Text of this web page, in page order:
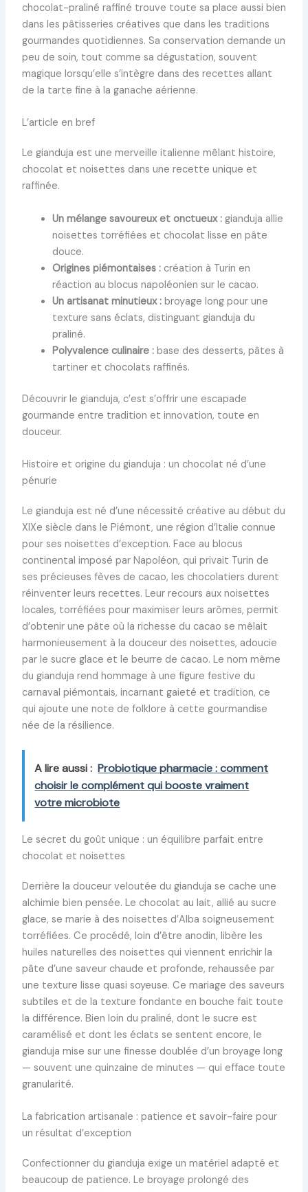
chocolat-praliné raffiné trouve toute sa place aussi bien
dans les pâtisseries créatives que dans les traditions
gourmandes quotidiennes. Sa conservation demande un
peu de soin, tout comme sa dégustation, souvent
magique lorsqu’elle s’intègre dans des recettes allant
de la tarte fine à la ganache aérienne.
L’article en bref
Le gianduja est une merveille italienne mêlant histoire,
chocolat et noisettes dans une recette unique et
raffinée.
Un mélange savoureux et onctueux :gianduja allie
noisettes torréfiées et chocolat lisse en pâte
douce.
Origines piémontaises :création à Turin en
réaction au blocus napoléonien sur le cacao.
Un artisanat minutieux :broyage long pour une
texture sans éclats, distinguant gianduja du
praliné.
Polyvalence culinaire :base des desserts, pâtes à
tartiner et chocolats raffinés.
Découvrir le gianduja, c’est s’offrir une escapade
gourmande entre tradition et innovation, toute en
douceur.
Histoire et origine du gianduja : un chocolat né d’une
pénurie
Le gianduja est né d’une nécessité créative au début du
XIXe siècle dans le Piémont, une région d’Italie connue
pour ses noisettes d’exception. Face au blocus
continental imposé par Napoléon, qui privait Turin de
ses précieuses fèves de cacao, les chocolatiers durent
réinventer leurs recettes. Leur recours aux noisettes
locales, torréfiées pour maximiser leurs arômes, permit
d’obtenir une pâte où la richesse du cacao se mêlait
harmonieusement à la douceur des noisettes, adoucie
par le sucre glace et le beurre de cacao. Le nom même
du gianduja rend hommage à une figure festive du
carnaval piémontais, incarnant gaieté et tradition, ce
qui ajoute une note de folklore à cette gourmandise
née de la résilience.
A lire aussi : Probiotique pharmacie : comment
choisir le complément qui booste vraiment
votre microbiote
Le secret du goût unique : un équilibre parfait entre
chocolat et noisettes
Derrière la douceur veloutée du gianduja se cache une
alchimie bien pensée. Le chocolat au lait, allié au sucre
glace, se marie à des noisettes d’Alba soigneusement
torréfiées. Ce procédé, loin d’être anodin, libère les
huiles naturelles des noisettes qui viennent enrichir la
pâte d’une saveur chaude et profonde, rehaussée par
une texture lisse quasi soyeuse. Ce mariage des saveurs
subtiles et de la texture fondante en bouche fait toute
la différence. Bien loin du praliné, dont le sucre est
caramélisé et dont les éclats se sentent encore, le
gianduja mise sur une finesse doublée d’un broyage long
— souvent une quinzaine de minutes — qui efface toute
granularité.
La fabrication artisanale : patience et savoir-faire pour
un résultat d’exception
Confectionner du gianduja exige un matériel adapté et
beaucoup de patience. Le broyage prolongé des